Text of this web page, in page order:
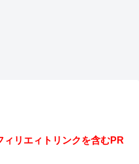
リエィトリンクを含むPR